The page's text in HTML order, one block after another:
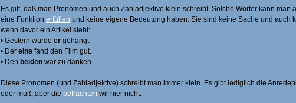
Es gilt, daß man Pronomen und auch Zahladjektive klein schreibt. Solche Wörter kann man
eine Funktion erfüllen und keine eigene Bedeutung haben. Sie sind keine Sache und auch
wenn davor ein Artikel steht:
• Gestern wurde er gehängt.
• Der eine fand den Film gut.
• Den beiden war zu danken.
Diese Pronomen (und Zahladjektive) schreibt man immer klein. Es gibt lediglich die
oder muß, aber die betrachten wir hier nicht.